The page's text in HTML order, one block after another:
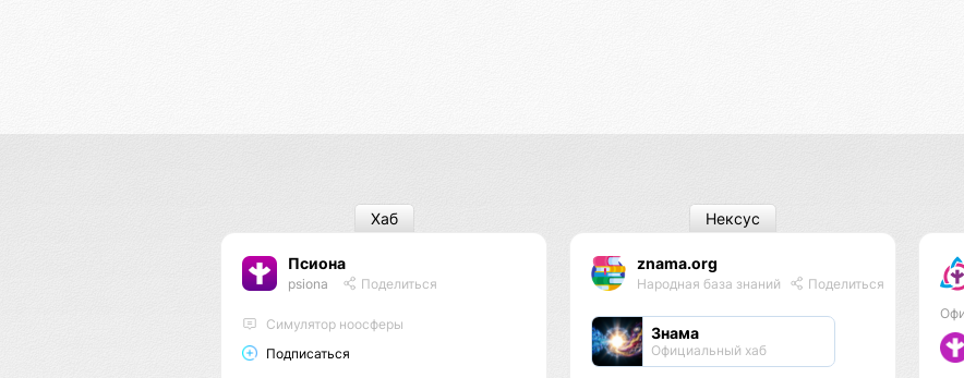
Псиона
psiona Поделиться
Cимулятор ноосферы
Подписаться
Хаб
znama.org
Народная база знаний Поделиться
Знама
Официальный хаб
Нексус